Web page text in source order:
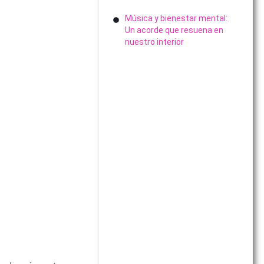
Música y bienestar mental:
Un acorde que resuena en
nuestro interior